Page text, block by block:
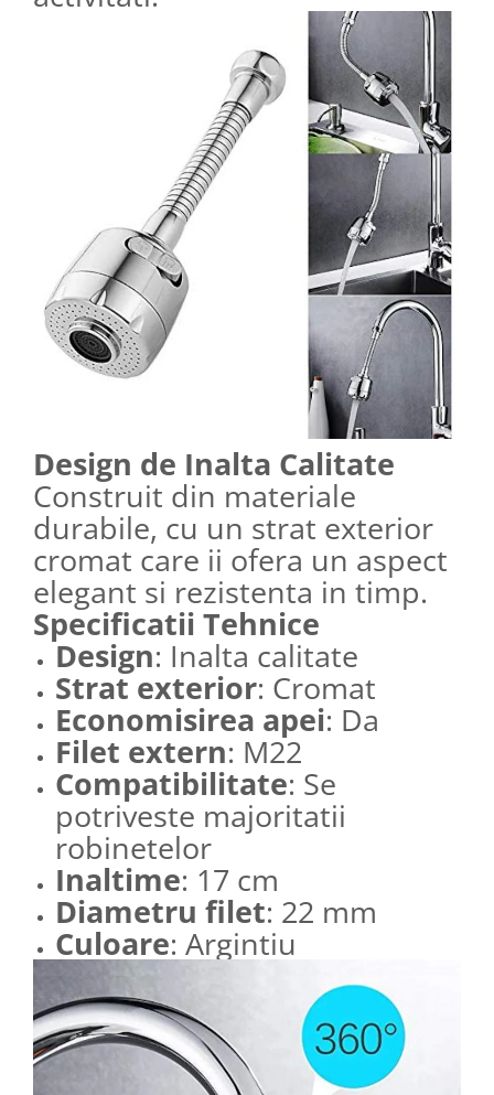
Design de Inalta Calitate
Construit din materiale
durabile, cu un strat exterior
cromat care ii ofera un aspect
elegant si rezistenta in timp.
Specificatii Tehnice
Design: Inalta calitate
Strat exterior: Cromat
Economisirea apei: Da
Filet extern: M22
Compatibilitate: Se
potriveste majoritatii
robinetelor
Inaltime: 17 cm
Diametru filet: 22 mm
Culoare: Argintiu